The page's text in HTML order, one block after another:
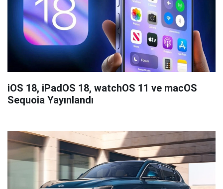
iOS 18, iPadOS 18, watchOS 11 ve macOS
Sequoia Yayınlandı